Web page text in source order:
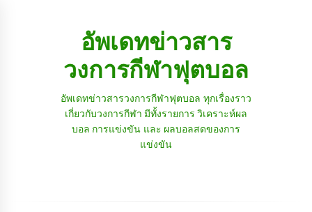
อัพเดทข่าวสาร
วงการกีฬาฟุตบอล
อัพเดทข่าวสารวงการกีฬาฟุตบอล ทุกเรื่องราว
เกี่ยวกับวงการกีฬา มีทั้งรายการ วิเคราะห์ผล
บอล การแข่งขัน และ ผลบอลสดของการ
แข่งขัน